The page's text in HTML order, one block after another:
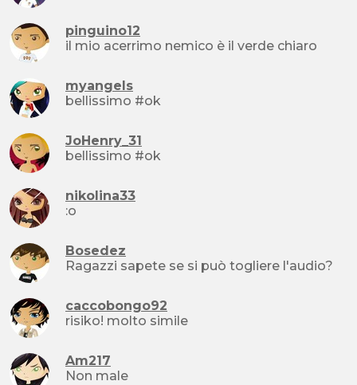
pinguino12
il mio acerrimo nemico è il verde chiaro
myangels
bellissimo #ok
JoHenry_31
bellissimo #ok
nikolina33
:o
Bosedez
Ragazzi sapete se si può togliere l'audio?
caccobongo92
risiko! molto simile
Am217
Non male